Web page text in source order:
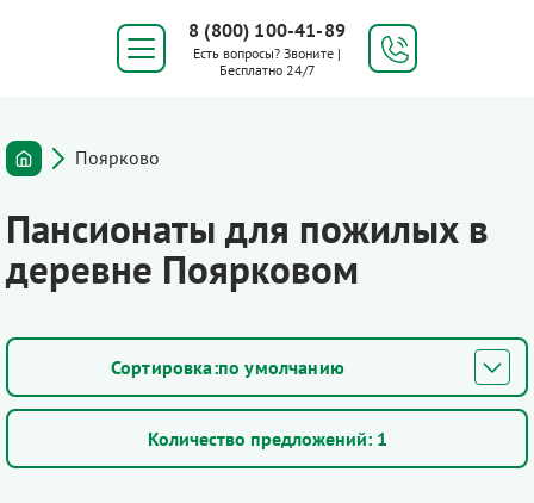
8 (800) 100-41-89
Есть вопросы? Звоните |
Бесплатно 24/7
Поярково
Пансионаты для пожилых в
деревне Поярковом
по умолчанию
Количество предложений: 1